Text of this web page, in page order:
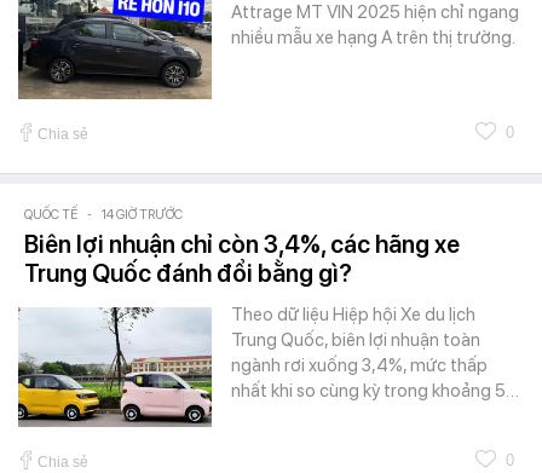
Attrage MT VIN 2025 hiện chỉ ngang
nhiều mẫu xe hạng A trên thị trường.
Chia sẻ 0
QUỐC TẾ - 14 GIỜ TRƯỚC
Biên lợi nhuận chỉ còn 3,4%, các hãng xe
Trung Quốc đánh đổi bằng gì?
Theo dữ liệu Hiệp hội Xe du lịch
Trung Quốc, biên lợi nhuận toàn
ngành rơi xuống 3,4%, mức thấp
nhất khi so cùng kỳ trong khoảng 5…
Chia sẻ 0